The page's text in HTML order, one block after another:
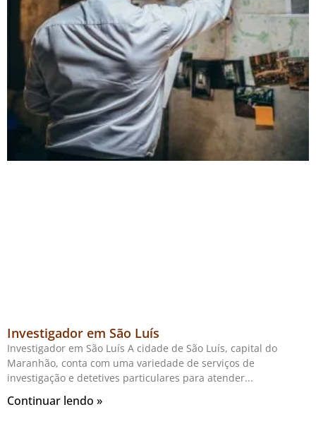
Investigador em São Luís
Investigador em São Luís A cidade de São Luís, capital do
Maranhão, conta com uma variedade de serviços de
investigação e detetives particulares para atender
Continuar lendo »